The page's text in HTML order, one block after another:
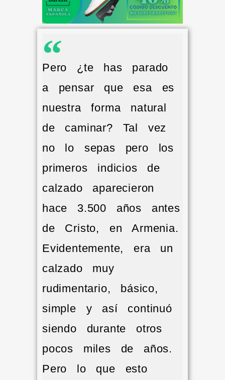
Pero ¿te has parado
a pensar que esa es
nuestra forma natural
de caminar? Tal vez
no lo sepas pero los
primeros indicios de
calzado aparecieron
hace 3.500 años antes
de Cristo, en Armenia.
Evidentemente, era un
calzado muy
rudimentario, básico,
simple y así continuó
siendo durante otros
pocos miles de años.
Pero lo que esto